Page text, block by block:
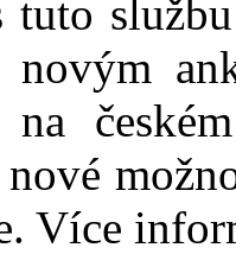
tuto
na
Více